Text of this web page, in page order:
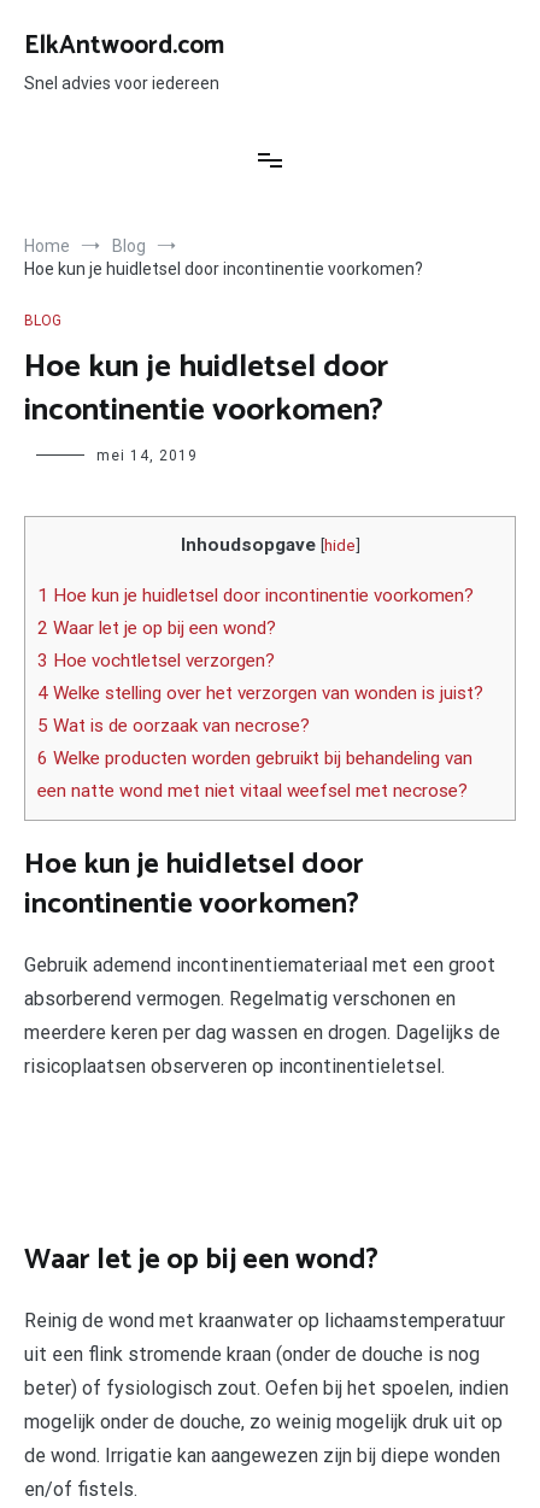
naar
inhoud
ElkAntwoord.com
Snel advies voor iedereen
Home
Blog
Hoe kun je huidletsel door incontinentie voorkomen?
BLOG
Hoe kun je huidletsel door
incontinentie voorkomen?
Author mei 14, 2019
Inhoudsopgave [hide]
1 Hoe kun je huidletsel door incontinentie voorkomen?
2 Waar let je op bij een wond?
3 Hoe vochtletsel verzorgen?
4 Welke stelling over het verzorgen van wonden is juist?
5 Wat is de oorzaak van necrose?
6 Welke producten worden gebruikt bij behandeling van
een natte wond met niet vitaal weefsel met necrose?
Hoe kun je huidletsel door
incontinentie voorkomen?
Gebruik ademend incontinentiemateriaal met een groot
absorberend vermogen. Regelmatig verschonen en
meerdere keren per dag wassen en drogen. Dagelijks de
risicoplaatsen observeren op incontinentieletsel.
Waar let je op bij een wond?
Reinig de wond met kraanwater op lichaamstemperatuur
uit een flink stromende kraan (onder de douche is nog
beter) of fysiologisch zout. Oefen bij het spoelen, indien
mogelijk onder de douche, zo weinig mogelijk druk uit op
de wond. Irrigatie kan aangewezen zijn bij diepe wonden
en/of fistels.